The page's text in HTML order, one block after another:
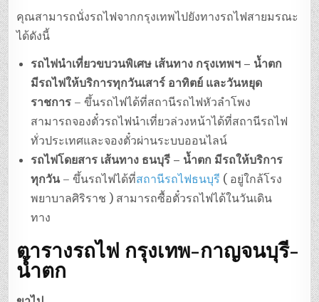
คุณสามารถนั่งรถไฟจากกรุงเทพไปยังทางรถไฟสายมรณะ
ได้ดังนี้
รถไฟนำเที่ยวขบวนพิเศษ เส้นทาง กรุงเทพฯ – น้ำตก
มีรถไฟให้บริการทุกวันเสาร์ อาทิตย์ และวันหยุด
ราชการ – ขึ้นรถไฟได้ที่สถานีรถไฟหัวลำโพง
สามารถจองตั๋วรถไฟนำเที่ยวล่วงหน้าได้ที่สถานีรถไฟ
ทั่วประเทศและจองตั๋วผ่านระบบออนไลน์
รถไฟโดยสาร เส้นทาง ธนบุรี – น้ำตก มีรถให้บริการ
ทุกวัน– ขึ้นรถไฟได้ที่สถานีรถไฟธนบุรี ( อยู่ใกล้โรง
พยาบาลศิริราช ) สามารถซื้อตั๋วรถไฟได้ในวันเดิน
ทาง
ตารางรถไฟ กรุงเทพ-กาญจนบุรี-
น้ำตก